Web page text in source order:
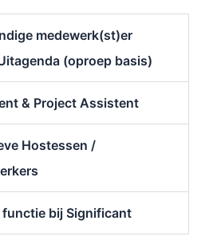
medewerk(st)er
(oproep basis)
& Project Assistent
Hostessen /
functie bij Significant